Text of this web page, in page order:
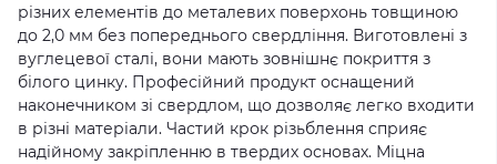
різних елементів до металевих поверхонь товщиною
до 2,0 мм без попереднього свердління. Виготовлені з
вуглецевої сталі, вони мають зовнішнє покриття з
білого цинку. Професійний продукт оснащений
наконечником зі свердлом, що дозволяє легко входити
в різні матеріали. Частий крок різьблення сприяє
надійному закріпленню в твердих основах. Міцна